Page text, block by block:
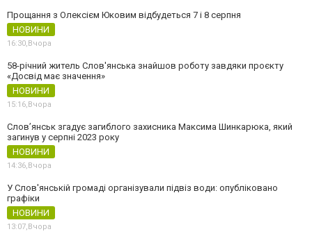
Прощання з Олексієм Юковим відбудеться 7 і 8 серпня
НОВИНИ
16:30, Вчора
58-річний житель Слов'янська знайшов роботу завдяки проєкту
«Досвід має значення»
НОВИНИ
15:16, Вчора
Слов’янськ згадує загиблого захисника Максима Шинкарюка, який
загинув у серпні 2023 року
НОВИНИ
14:36, Вчора
У Слов'янській громаді організували підвіз води: опубліковано
графіки
НОВИНИ
13:07, Вчора